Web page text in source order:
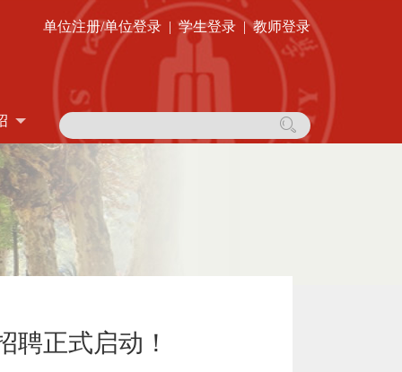
教师登录
|
学生登录
|
单位注册/单位登录
聘正式启动！